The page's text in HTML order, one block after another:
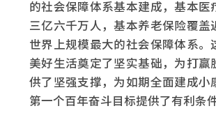
的社会保障体系基本建成，基本医
三亿六千万人，基本养老保险覆盖
世界上规模最大的社会保障体系。
美好生活奠定了坚实基础，为打赢
供了坚强支撑，为如期全面建成小
第一个百年奋斗目标提供了有利条件